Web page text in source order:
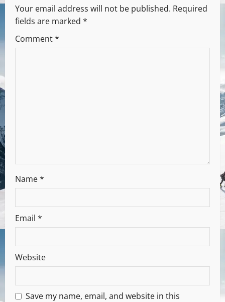
Your email address will not be published. Required
fields are marked *
Comment*
Name*
Email *
Website
Save my name, email, and website in this